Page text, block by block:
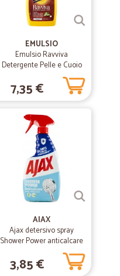
EMULSIO
Emulsio Ravviva
Detergente Pelle e Cuoio
Aloe Vera 600 ml
7,35 €
AIAX
Ajax detersivo spray
Shower Power anticalcare
per doccia 600 ml
3,85 €